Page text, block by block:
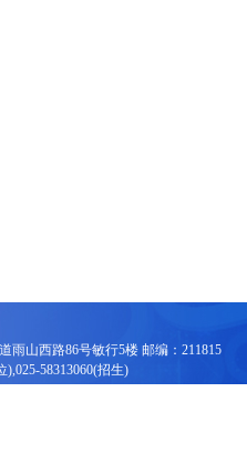
雨山西路86号敏行5楼 邮编：211815
),025-58313060(招生)